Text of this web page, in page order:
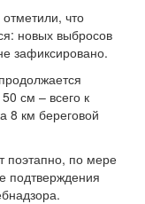
что
новых выбросов
зафиксировано.
см – всего к
8 км береговой
поэтапно, по мере
подтверждения